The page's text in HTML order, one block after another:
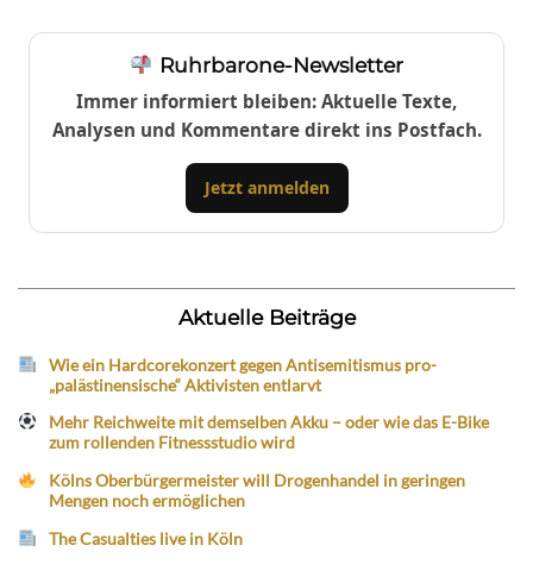
Ruhrbarone-Newsletter
Immer informiert bleiben: Aktuelle Texte,
Analysen und Kommentare direkt ins Postfach.
Jetzt anmelden
Aktuelle Beiträge
Wie ein Hardcorekonzert gegen Antisemitismus pro-
„palästinensische“ Aktivisten entlarvt
Mehr Reichweite mit demselben Akku – oder wie das E-Bike
zum rollenden Fitnessstudio wird
Kölns Oberbürgermeister will Drogenhandel in geringen
Mengen noch ermöglichen
The Casualties live in Köln